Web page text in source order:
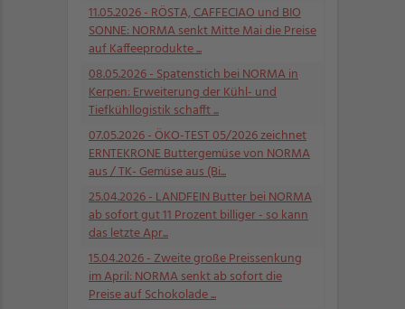
11.05.2026- RÖSTA, CAFFECIAO und BIO
SONNE: NORMA senkt Mitte Mai die Preise
auf Kaffeeprodukte ...
08.05.2026- Spatenstich bei NORMA in
Kerpen: Erweiterung der Kühl- und
Tiefkühllogistik schafft ...
07.05.2026- ÖKO-TEST 05/2026 zeichnet
ERNTEKRONE Buttergemüse von NORMA
aus / TK- Gemüse aus (Bi...
25.04.2026- LANDFEIN Butter bei NORMA
ab sofort gut 11 Prozent billiger - so kann
das letzte Apr...
15.04.2026- Zweite große Preissenkung
im April: NORMA senkt ab sofort die
Preise auf Schokolade ...